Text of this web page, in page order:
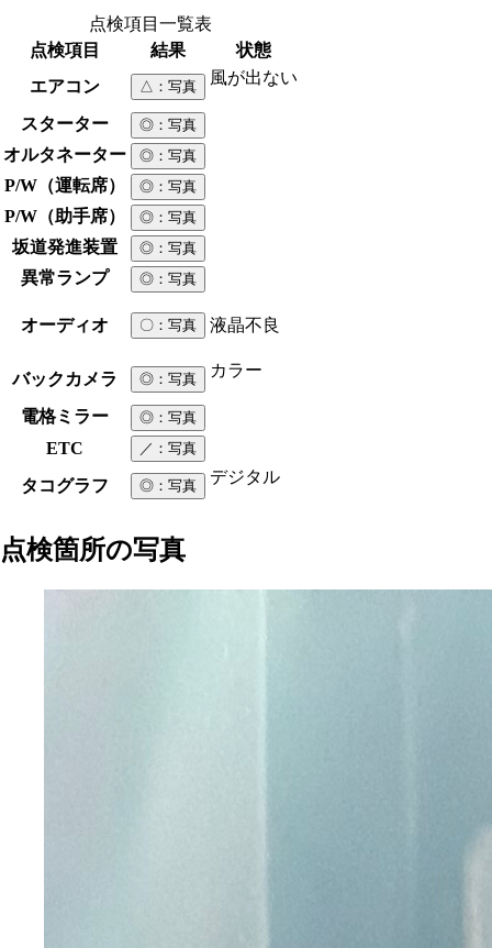
点検項目一覧表
点検項目
結果
状態
エアコン
△ ：写真 風が出ない
スターター ◎ ：写真
オルタネーター ◎ ：写真
P/W（運転席） ◎ ：写真
P/W（助手席） ◎ ：写真
坂道発進装置 ◎ ：写真
異常ランプ ◎ ：写真
オーディオ 〇 ：写真 液晶不良
バックカメラ ◎ ：写真 カラー
電格ミラー ◎ ：写真
ETC ／ ：写真
タコグラフ ◎ ：写真 デジタル
点検箇所の写真